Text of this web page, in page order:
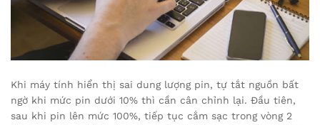
Khi máy tính hiển thị sai dung lượng pin, tự tắt nguồn bất
ngờ khi mức pin dưới 10% thì cần cân chỉnh lại. Đầu tiên,
sau khi pin lên mức 100%, tiếp tục cắm sạc trong vòng 2